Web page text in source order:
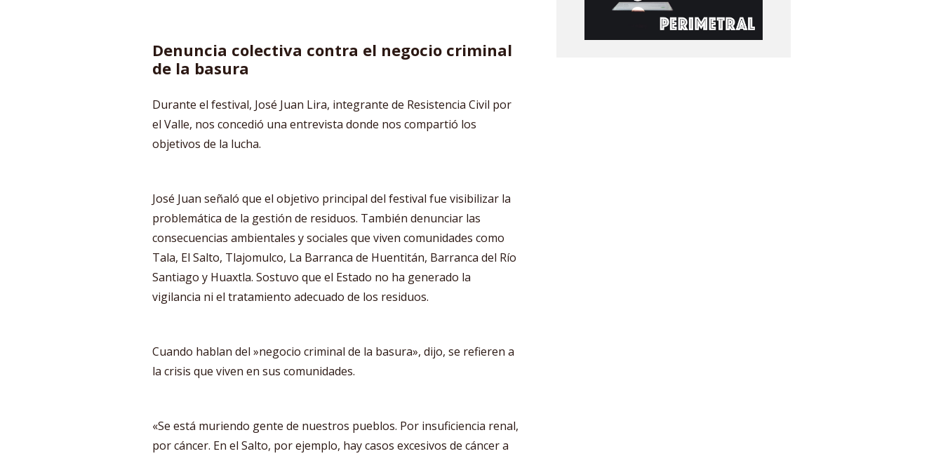
Denuncia colectiva contra el negocio criminal
de la basura
Durante el festival, José Juan Lira, integrante de Resistencia Civil por
el Valle, nos concedió una entrevista donde nos compartió los
objetivos de la lucha.
José Juan señaló que el objetivo principal del festival fue visibilizar la
problemática de la gestión de residuos. También denunciar las
consecuencias ambientales y sociales que viven comunidades como
Tala, El Salto, Tlajomulco, La Barranca de Huentitán, Barranca del Río
Santiago y Huaxtla. Sostuvo que el Estado no ha generado la
vigilancia ni el tratamiento adecuado de los residuos.
Cuando hablan del »negocio criminal de la basura», dijo, se refieren a
la crisis que viven en sus comunidades.
«Se está muriendo gente de nuestros pueblos. Por insuficiencia renal,
por cáncer. En el Salto, por ejemplo, hay casos excesivos de cáncer a